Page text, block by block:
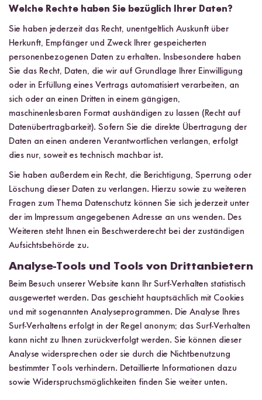
Welche Rechte haben Sie bezüglich Ihrer Daten?
Sie haben jederzeit das Recht, unentgeltlich Auskunft über
Herkunft, Empfänger und Zweck Ihrer gespeicherten
personenbezogenen Daten zu erhalten. Insbesondere haben
Sie das Recht, Daten, die wir auf Grundlage Ihrer Einwilligung
oder in Erfüllung eines Vertrags automatisiert verarbeiten, an
sich oder an einen Dritten in einem gängigen,
maschinenlesbaren Format aushändigen zu lassen (Recht auf
Datenübertragbarkeit). Sofern Sie die direkte Übertragung der
Daten an einen anderen Verantwortlichen verlangen, erfolgt
dies nur, soweit es technisch machbar ist.
Sie haben außerdem ein Recht, die Berichtigung, Sperrung oder
Löschung dieser Daten zu verlangen. Hierzu sowie zu weiteren
Fragen zum Thema Datenschutz können Sie sich jederzeit unter
der im Impressum angegebenen Adresse an uns wenden. Des
Weiteren steht Ihnen ein Beschwerderecht bei der zuständigen
Aufsichtsbehörde zu.
Analyse-Tools und Tools von Drittanbietern
Beim Besuch unserer Website kann Ihr Surf-Verhalten statistisch
ausgewertet werden. Das geschieht hauptsächlich mit Cookies
und mit sogenannten Analyseprogrammen. Die Analyse Ihres
Surf-Verhaltens erfolgt in der Regel anonym; das Surf-Verhalten
kann nicht zu Ihnen zurückverfolgt werden. Sie können dieser
Analyse widersprechen oder sie durch die Nichtbenutzung
bestimmter Tools verhindern. Detaillierte Informationen dazu
sowie Widerspruchsmöglichkeiten finden Sie weiter unten.